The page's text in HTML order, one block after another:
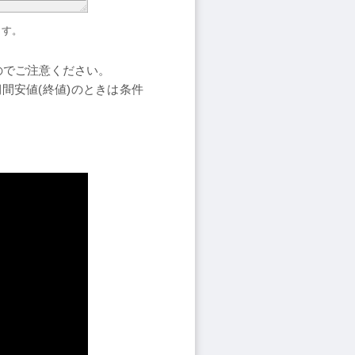
。
ご注意ください。
安値(終値)のときは条件